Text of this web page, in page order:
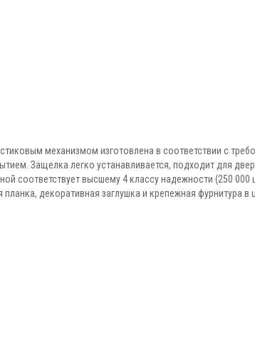
механизмом изготовлена в соответствии с
Защелка легко устанавливается, подходит для
соответствует высшему 4 классу надежности (250
декоративная заглушка и крепежная фурнитура в